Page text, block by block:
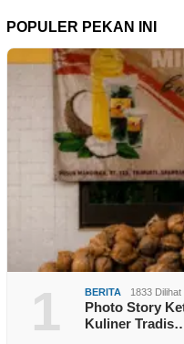
POPULER PEKAN INI
1 BERITA 1833 Dilihat
Photo Story
Kuliner